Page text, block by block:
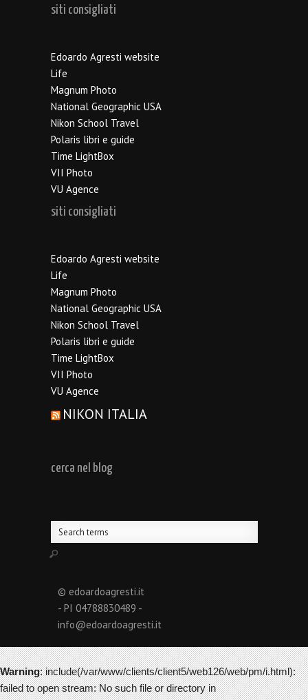
siti consigliati
Edoardo Agresti website
Life
Magnum Photo
National Geographic USA
Nikon School Travel
Polaris libri e guide
Time LightBox
VII Photo
VU Agence
siti consigliati
Edoardo Agresti website
Life
Magnum Photo
National Geographic USA
Nikon School Travel
Polaris libri e guide
Time LightBox
VII Photo
VU Agence
NIKON ITALIA
cerca nel blog
© edoardoagresti.it
- PI 04788830489 -
info@edoardoagresti.it
Warning: include(/var/www/clients/client5/web126/web/pm/i.html):
failed to open stream: No such file or directory in